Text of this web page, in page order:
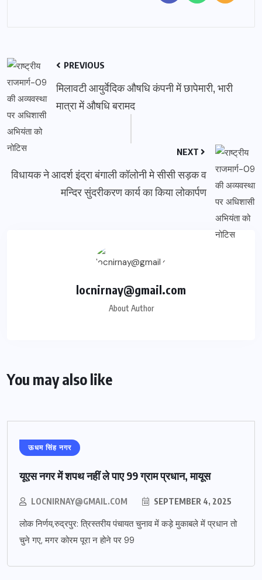
PREVIOUS
मिलावटी आयुर्वेदिक औषधि कंपनी में छापेमारी, भारी
मात्रा में औषधि बरामद
NEXT
विधायक ने आदर्श इंद्रा बंगाली कॉलोनी मे सीसी सड़क व
मन्दिर सुंदरीकरण कार्य का किया लोकार्पण
locnirnay@gmail.com
About Author
You may also like
ऊधम सिंह नगर
यूएस नगर में शपथ नहीं ले पाए 99 ग्राम प्रधान, मायूस
LOCNIRNAY@GMAIL.COM SEPTEMBER 4, 2025
लोक निर्णय,रुद्रपुर: त्रिस्तरीय पंचायत चुनाव में कड़े मुकाबले में प्रधान तो
चुने गए, मगर कोरम पूरा न होने पर 99